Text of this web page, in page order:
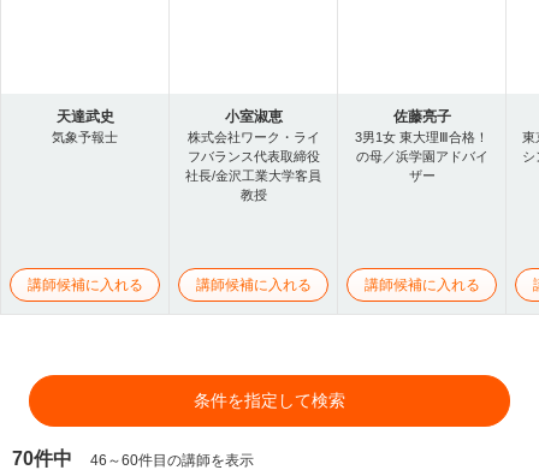
天達武史
気象予報士
講師候補に入れる
小室淑恵
株式会社ワーク・ライ
フバランス代表取締役
社長/金沢工業大学客員
教授
講師候補に入れる
佐藤亮子
3男1女 東大理Ⅲ合格！
の母／浜学園アドバイ
ザー
講師候補に入れる
東
シ
条件を指定して検索
70件中 46～60件目の講師を表示